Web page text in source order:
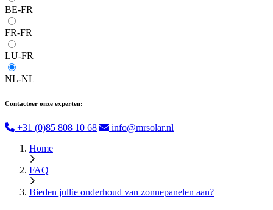
BE-FR
FR-FR
LU-FR
NL-NL
Contacteer onze experten:
+31 (0)85 808 10 68
info@mrsolar.nl
Home
FAQ
Bieden jullie onderhoud van zonnepanelen aan?